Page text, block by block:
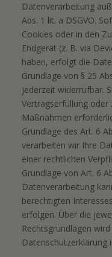
Datenverarbeitung
Abs. 1 lit. a DSGVO.
Cookies oder in den
Endgerät (z. B. via
haben, erfolgt die
Grundlage von § 25
jederzeit widerrufbar.
Vertragserfüllung
Maßnahmen
Grundlage des Art. 6
verarbeiten wir Ihre
einer rechtlichen
Grundlage von Art. 6
Datenverarbeitung
berechtigten
erfolgen. Über die
Rechtsgrundlagen
Datenschutzerklärung